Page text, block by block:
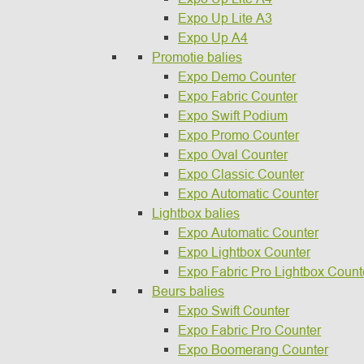
Expo Up Lite A3
Expo Up A4
Promotie balies
Expo Demo Counter
Expo Fabric Counter
Expo Swift Podium
Expo Promo Counter
Expo Oval Counter
Expo Classic Counter
Expo Automatic Counter
Lightbox balies
Expo Automatic Counter
Expo Lightbox Counter
Expo Fabric Pro Lightbox
Beurs balies
Expo Swift Counter
Expo Fabric Pro Counter
Expo Boomerang Counter